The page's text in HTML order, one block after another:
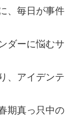
、毎日が事件
ダーに悩むサ
、アイデンテ
期真っ只中の